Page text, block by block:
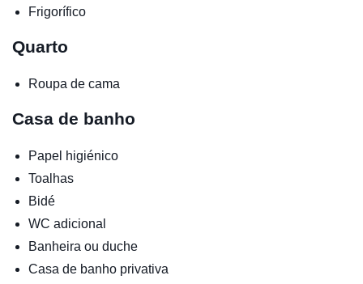
Frigorífico
Quarto
Roupa de cama
Casa de banho
Papel higiénico
Toalhas
Bidé
WC adicional
Banheira ou duche
Casa de banho privativa